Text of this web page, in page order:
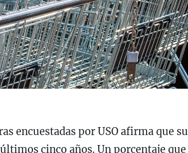
encuestadas por USO afirma que su
cinco años. Un porcentaje que